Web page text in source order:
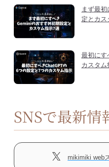
まず最
定とカス
最初にす
カスタム
SNSで最新情
mikimiki web